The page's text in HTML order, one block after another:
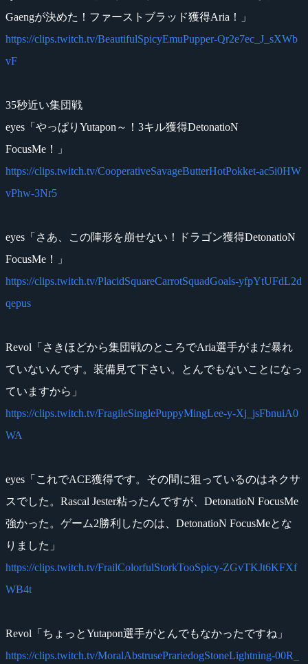
Gaengが決めた！ファーストブラッド獲得Aria！」
https://clips.twitch.tv/BeautifulSpicyEmuPupper-Qr2e7ec_J_sXWb
vF
35秒近い集団戦
eyes「やっぱりYutapon～！3キル獲得DetonatioN
FocusMe！」
https://clips.twitch.tv/CooperativeSavageButterHotPokket-ac5i0HW
vPhw-3Nr5
eyes「さあ、この陣形を崩せない！ドラゴン獲得DetonatioN
FocusMe！」
https://clips.twitch.tv/PlacidSquareCarrotSquadGoals-yfpYtUFdL2d
qepus
Revol「さきほどから集団戦のところでAria選手がまだ暴れ
ていないんです。装備見て下さい。とんでもないことになっ
ていますから」
https://clips.twitch.tv/FragileSinglePuppyMingLee-y-Xj_jsFbnuiA0
WA
eyes「これでACE獲得です。その間に狙っているのはネクサ
スでした。Rascal Jester粘ったんですが、DetonatioN FocusMe
強かった。ゲーム2勝利したのは、DetonatioN FocusMeとな
りました」
https://clips.twitch.tv/FrailColorfulStorkTooSpicy-ZGvTKJt6KFXf
WB4t
Revol「ちょっとYutapon選手がとんでもなかったですね」
https://clips.twitch.tv/MoralAbstrusePrariedogStoneLightning-00R_